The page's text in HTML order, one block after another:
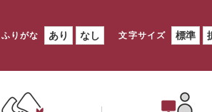
ふりがな あり なし 文字サイズ 標準